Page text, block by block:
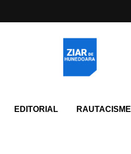
EDITORIAL RAUTACISME